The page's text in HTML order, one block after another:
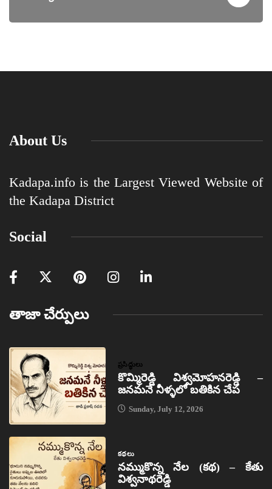
About Us
Kadapa.info is the Largest Viewed Website of
the Kadapa District
Social
తాజా చేర్పులు
ప్రసిద్ధులు
కొమ్మిరెడ్డి విశ్వమోహనరెడ్డి –
జనమనే నీళ్ళలో బతికిన చేప
Sunday, July 12, 2026
కథలు
నమ్ముకొన్న నేల (కథ) – కేతు
విశ్వనాథరెడ్డి